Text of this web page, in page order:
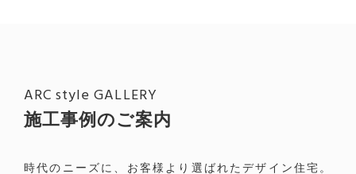
ARC style GALLERY
施工事例のご案内
時代のニーズに、お客様より選ばれたデザイン住宅。